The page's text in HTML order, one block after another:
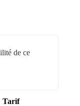
de ce
Tarif